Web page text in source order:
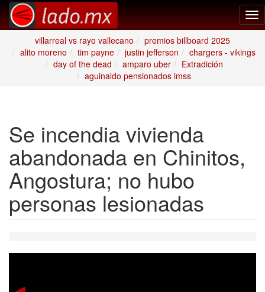
villarreal vs rayo vallecano
premios billboard 2025
alito moreno
tim payne justin jefferson
chargers - vikings
day of the dead
amparo uber
Extradición
aguinaldo pensionados imss
Se incendia vivienda
abandonada en Chinitos,
Angostura; no hubo
personas lesionadas